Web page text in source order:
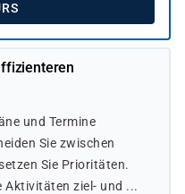
und Termine
Sie zwischen
Sie Prioritäten.
Aktivitäten ziel- und ...